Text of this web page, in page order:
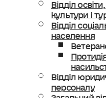
культури і
Відділ
населення
Відділ
персоналу